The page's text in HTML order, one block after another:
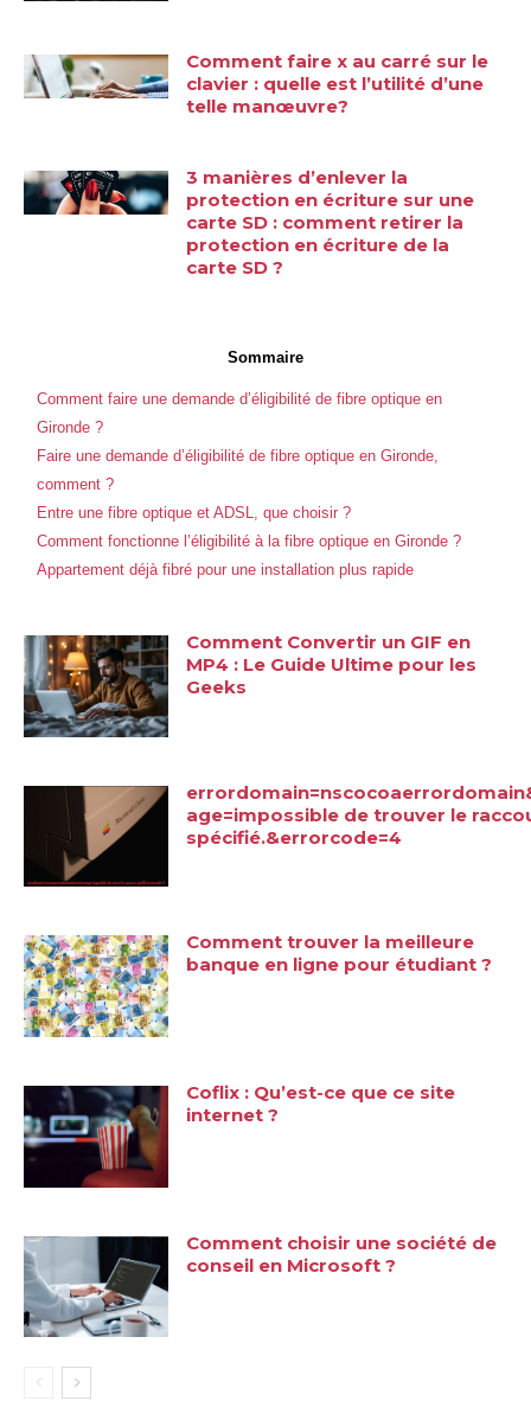
Comment faire x au carré sur le
clavier : quelle est l’utilité d’une
telle manœuvre?
3 manières d’enlever la
protection en écriture sur une
carte SD : comment retirer la
protection en écriture de la
carte SD ?
Sommaire
Comment faire une demande d’éligibilité de fibre optique en
Gironde ?
Faire une demande d’éligibilité de fibre optique en Gironde,
comment ?
Entre une fibre optique et ADSL, que choisir ?
Comment fonctionne l’éligibilité à la fibre optique en Gironde ?
Appartement déjà fibré pour une installation plus rapide
Comment Convertir un GIF en
MP4 : Le Guide Ultime pour les
Geeks
age=impossible de trouver le
spécifié.&errorcode=4
Comment trouver la meilleure
banque en ligne pour étudiant ?
Coflix : Qu’est-ce que ce site
internet ?
Comment choisir une société de
conseil en Microsoft ?